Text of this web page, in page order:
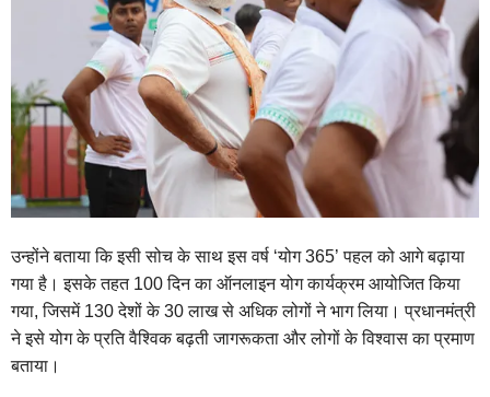
उन्होंने बताया कि इसी सोच के साथ इस वर्ष ‘योग 365’ पहल को आगे बढ़ाया
गया है। इसके तहत 100 दिन का ऑनलाइन योग कार्यक्रम आयोजित किया
गया, जिसमें 130 देशों के 30 लाख से अधिक लोगों ने भाग लिया। प्रधानमंत्री
ने इसे योग के प्रति वैश्विक बढ़ती जागरूकता और लोगों के विश्वास का प्रमाण
बताया।